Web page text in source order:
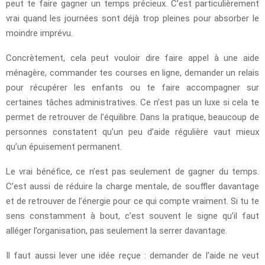
peut te faire gagner un temps précieux. C’est particulièrement
vrai quand les journées sont déjà trop pleines pour absorber le
moindre imprévu.
Concrètement, cela peut vouloir dire faire appel à une aide
ménagère, commander tes courses en ligne, demander un relais
pour récupérer les enfants ou te faire accompagner sur
certaines tâches administratives. Ce n’est pas un luxe si cela te
permet de retrouver de l’équilibre. Dans la pratique, beaucoup de
personnes constatent qu’un peu d’aide régulière vaut mieux
qu’un épuisement permanent.
Le vrai bénéfice, ce n’est pas seulement de gagner du temps.
C’est aussi de réduire la charge mentale, de souffler davantage
et de retrouver de l’énergie pour ce qui compte vraiment. Si tu te
sens constamment à bout, c’est souvent le signe qu’il faut
alléger l’organisation, pas seulement la serrer davantage.
Il faut aussi lever une idée reçue : demander de l’aide ne veut